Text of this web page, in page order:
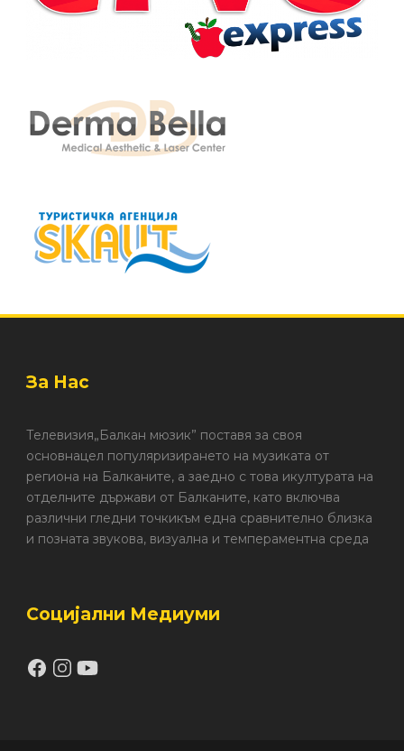
За Нас
Телевизия„Балкан мюзик” поставя за своя
основнацел популяризирането на музиката от
региона на Балканите, а заедно с това икултурата на
отделните държави от Балканите, като включва
различни гледни точкикъм една сравнително близка
и позната звукова, визуална и темпераментна среда
Социјални Медиуми